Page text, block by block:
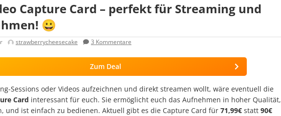
Capture Card – perfekt für Streaming und
😀
strawberrycheesecake 3 Kommentare
Zum Deal
Sessions oder Videos aufzeichnen und direkt streamen wollt, wäre eventuell die
Card interessant für euch. Sie ermöglicht euch das Aufnehmen in hoher Qualität,
und ist einfach zu bedienen. Aktuell gibt es die Capture Card für 71,99€ statt 90€